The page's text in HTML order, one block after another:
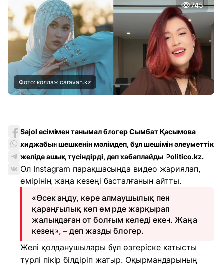
745
Фото: коллаж caravan.kz
Sajol есімімен танымал блогер Сымбат Қасымова
хиджабын шешкенін мәлімдеп, бұл шешімін әлеуметтік
желіде ашық түсіндірді, деп хабаплайды Politico.kz.
Ол Instagram парақшасында видео жариялап,
өмірінің жаңа кезеңі басталғанын айтты.
«Өсек аңду, көре алмаушылық пен
қараңғылық көп өмірде жарқырап
жалындаған от болғым келеді екен. Жаңа
кезең», – деп жазды блогер.
Желі қолданушылары бұл өзгеріске қатысты
түрлі пікір білдіріп жатыр. Оқырмандарының